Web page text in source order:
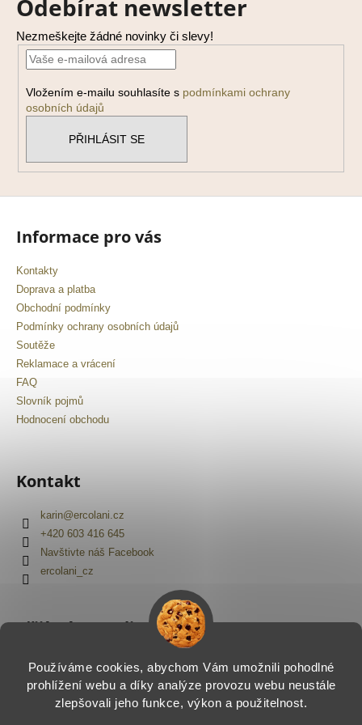
Používáme cookies, abychom Vám umožnili pohodlné
prohlížení webu a díky analýze provozu webu neustále
zlepšovali jeho funkce, výkon a použitelnost.
Odebírat newsletter
Nezmeškejte žádné novinky či slevy!
Vložením e-mailu souhlasíte s podmínkami ochrany
osobních údajů
PŘIHLÁSIT SE
Informace pro vás
Kontakty
Doprava a platba
Obchodní podmínky
Podmínky ochrany osobních údajů
Soutěže
Reklamace a vrácení
FAQ
Slovník pojmů
Hodnocení obchodu
Kontakt
karin@ercolani.cz
+420 603 416 645
Navštivte náš Facebook
ercolani_cz
Přijímáme online platby